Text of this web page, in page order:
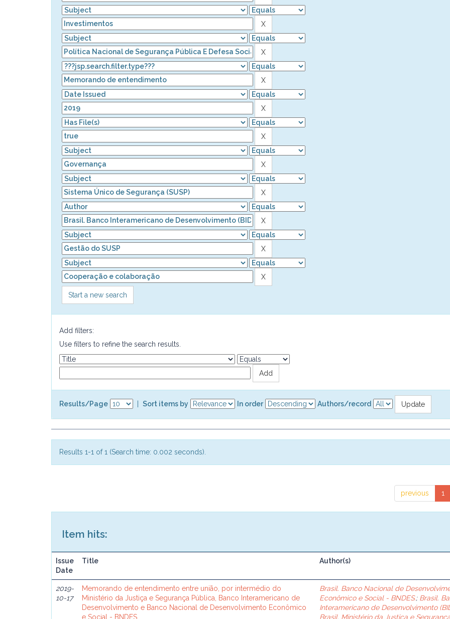
Start a new search
Add filters:
Use filters to refine the search results.
Results/Page Sort items by In order Authors/record
Results 1-1 of 1 (Search time: 0.002 seconds).
previous 1
Item hits:
Issue
Date
Title Author(s)
2019-
10-17
Memorando de entendimento entre união, por intermédio do
Ministério da Justiça e Segurança Pública, Banco Interamericano de
Desenvolvimento e Banco Nacional de Desenvolvimento Econômico
e Social - BNDES
Brasil. Banco Nacional de
Econômico e Social - BNDES.; Brasil.
Interamericano de Desenvolvimento
Brasil. Ministério da Justiça e